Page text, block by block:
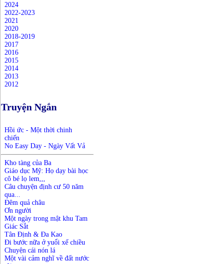
2024
2022-2023
2021
2020
2018-2019
2017
2016
2015
2014
2013
2012
Truyện Ngắn
Hồi ức - Một thời chinh
chiến
No Easy Day - Ngày Vất Vả
Kho tàng của Ba
Giáo dục Mỹ: Họ dạy bài học
cô bé lọ lem,,,
Câu chuyện định cư 50 năm
qua...
Đêm quả châu
Ơn người
Một ngày trong mật khu Tam
Giác Sắt
Tân Định & Đa Kao
Đi bước nữa ở yuổi xế chiều
Chuyện cái nón lá
Một vài cảm nghĩ về đất nước